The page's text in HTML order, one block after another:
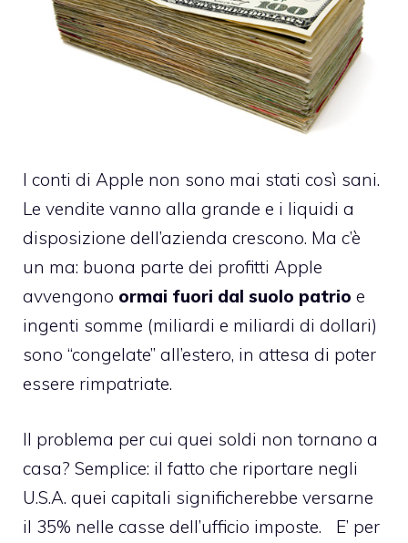
I conti di Apple non sono mai stati così sani.
Le vendite vanno alla grande e i liquidi a
disposizione dell’azienda crescono. Ma c’è
un ma: buona parte dei profitti Apple
avvengono ormai fuori dal suolo patrio e
ingenti somme (miliardi e miliardi di dollari)
sono “congelate” all’estero, in attesa di poter
essere rimpatriate.
Il problema per cui quei soldi non tornano a
casa? Semplice: il fatto che riportare negli
U.S.A. quei capitali significherebbe versarne
il 35% nelle casse dell’ufficio imposte. E’ per